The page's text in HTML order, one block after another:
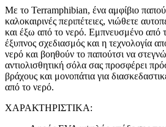
Με το Terramphibian, ένα αμφίβιο
καλοκαιρινές περιπέτειες, νιώθετε
και έξω από το νερό. Εμπνευσμένο
έξυπνος σχεδιασμός και η τεχνολογία
νερό και βοηθούν το παπούτσι να
αντιολισθητική σόλα σας προσφέρει
βράχους και μονοπάτια για
από το νερό.
ΧΑΡΑΚΤΗΡΙΣΤΙΚΑ: